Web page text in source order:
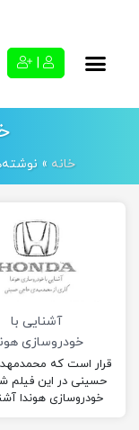
خانه »
آشنایی با
خودروسازی
قرار است که
حسینی در این فیلم
خودروسازی هوندا